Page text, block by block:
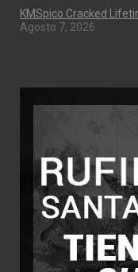
KMSpico Cracked
Agosto 7, 2026